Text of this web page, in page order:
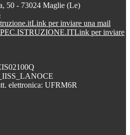
50 - 73024 Maglie (Le)
Link per inviare una mail
Link per inviare
elettronica: UFRM6R